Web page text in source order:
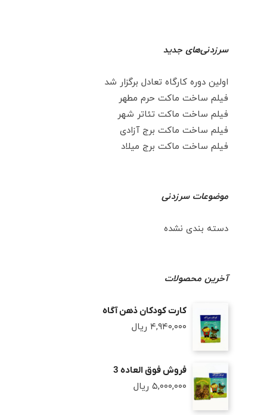
سرزدنی‌های جدید
اولین دوره کارگاه تعادل برگزار شد
فیلم ساخت ماکت حرم مطهر
فیلم ساخت ماکت تئاتر شهر
فیلم ساخت ماکت برج آزادی
فیلم ساخت ماکت برج میلاد
موضوعات سرزدنی
دسته بندی نشده
آخرین محصولات
کارت کودکان ذهن آگاه
۴,۹۴۰,۰۰۰ ریال
فروش فوق العاده 3
۵,۰۰۰,۰۰۰ ریال